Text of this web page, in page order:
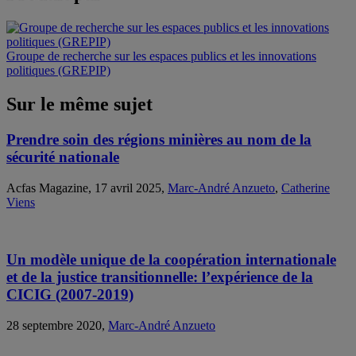
Groupe de recherche sur les espaces publics et les innovations
politiques (GREPIP)
Sur le même sujet
Prendre soin des régions minières au nom de la
sécurité nationale
Acfas Magazine, 17 avril 2025, Marc-André Anzueto, Catherine
Viens
Un modèle unique de la coopération internationale
et de la justice transitionnelle: l’expérience de la
CICIG (2007-2019)
28 septembre 2020, Marc-André Anzueto